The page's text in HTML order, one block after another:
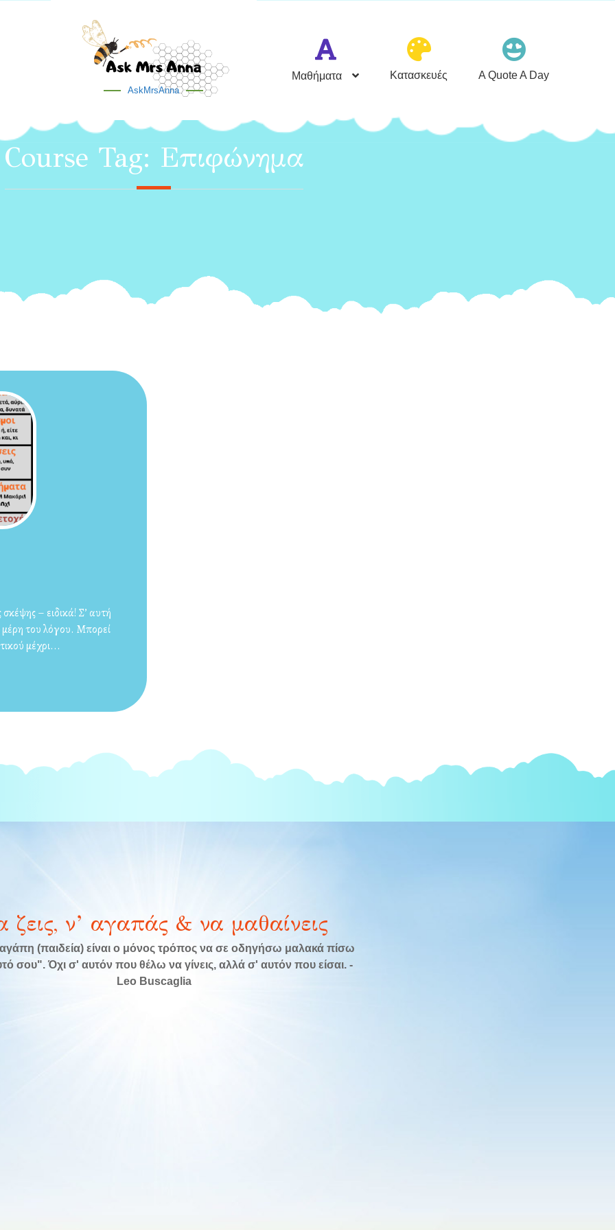
AskMrsAnna
Μαθήματα Κατασκευές A Quote A Day
Course Tag: Επιφώνημα
– ειδικά! Σ’ αυτή
μέρη του λόγου. Μπορεί
μέχρι...
ζεις, ν’ αγαπάς & να μαθαίνεις
(παιδεία) είναι ο μόνος τρόπος να σε οδηγήσω μαλακά πίσω
σου". Όχι σ' αυτόν που θέλω να γίνεις, αλλά σ' αυτόν που είσαι. -
Leo Buscaglia